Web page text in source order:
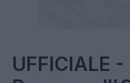
UFFICIALE